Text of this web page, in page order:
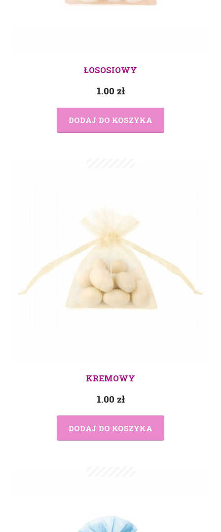
ŁOSOSIOWY
1.00 zł
DODAJ DO KOSZYKA
KREMOWY
1.00 zł
DODAJ DO KOSZYKA